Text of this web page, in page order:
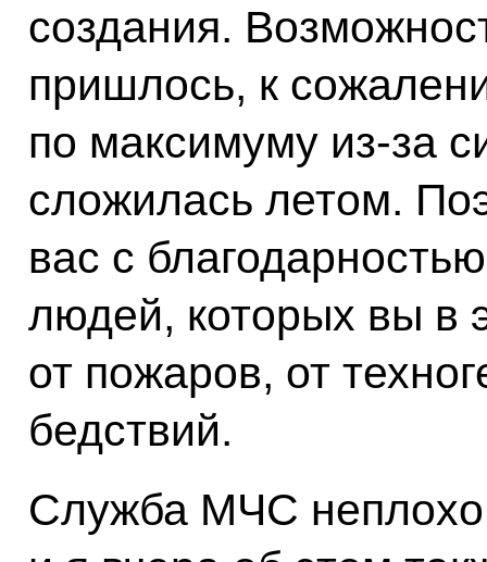
создания.
пришлось, к
по максимуму из‑за
сложилась летом.
вас с
людей, которых вы в
от пожаров, от
бедствий.
Служба МЧС